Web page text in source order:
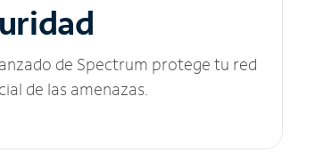
de Spectrum protege tu red
de las amenazas.